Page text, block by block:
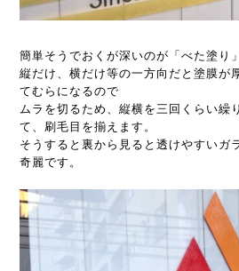
簡単そうでおくが深いのが「べた塗り」
縦だけ、横だけ等の一方向だと塗膜が
てむらになるので
ムラを切るため、縦横を三回くらい繰
て、刷毛目を揃えます。
そうすると裏から見ると透けやすいガ
奇麗です。